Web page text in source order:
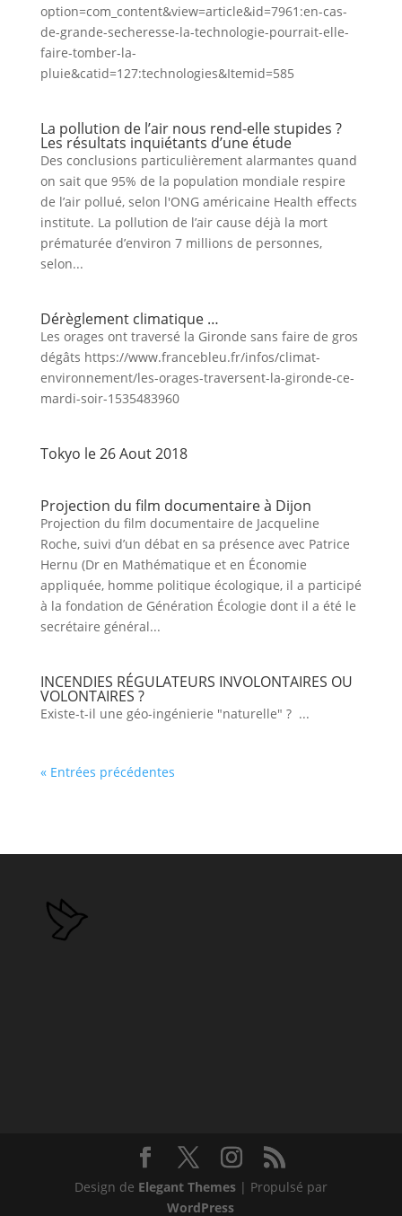
option=com_content&view=article&id=7961:en-cas-
de-grande-secheresse-la-technologie-pourrait-elle-
faire-tomber-la-
pluie&catid=127:technologies&Itemid=585
La pollution de l’air nous rend-elle stupides ?
Les résultats inquiétants d’une étude
Des conclusions particulièrement alarmantes quand
on sait que 95% de la population mondiale respire
de l’air pollué, selon l'ONG américaine Health effects
institute. La pollution de l’air cause déjà la mort
prématurée d’environ 7 millions de personnes,
selon...
Dérèglement climatique …
Les orages ont traversé la Gironde sans faire de gros
dégâts https://www.francebleu.fr/infos/climat-
environnement/les-orages-traversent-la-gironde-ce-
mardi-soir-1535483960
Tokyo le 26 Aout 2018
Projection du film documentaire à Dijon
Projection du film documentaire de Jacqueline
Roche, suivi d’un débat en sa présence avec Patrice
Hernu (Dr en Mathématique et en Économie
appliquée, homme politique écologique, il a participé
à la fondation de Génération Écologie dont il a été le
secrétaire général...
INCENDIES RÉGULATEURS INVOLONTAIRES OU
VOLONTAIRES ?
Existe-t-il une géo-ingénierie "naturelle" ? ...
« Entrées précédentes
Design de Elegant Themes| Propulsé par
WordPress